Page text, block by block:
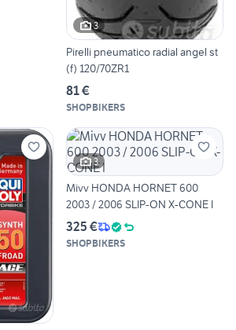
3
Pirelli pneumatico radial angel st
(f) 120/70ZR1
81 €
SHOPBIKERS
3
Mivv HONDA HORNET 600
2003 / 2006 SLIP-ON X-CONE I
325 €
SHOPBIKERS